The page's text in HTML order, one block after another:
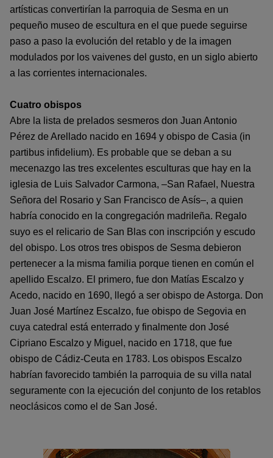
artísticas convertirían la parroquia de Sesma en un
pequeño museo de escultura en el que puede seguirse
paso a paso la evolución del retablo y de la imagen
modulados por los vaivenes del gusto, en un siglo abierto
a las corrientes internacionales.
Cuatro obispos
Abre la lista de prelados sesmeros don Juan Antonio
Pérez de Arellado nacido en 1694 y obispo de Casia (in
partibus infidelium). Es probable que se deban a su
mecenazgo las tres excelentes esculturas que hay en la
iglesia de Luis Salvador Carmona, –San Rafael, Nuestra
Señora del Rosario y San Francisco de Asís–, a quien
habría conocido en la congregación madrileña. Regalo
suyo es el relicario de San Blas con inscripción y escudo
del obispo. Los otros tres obispos de Sesma debieron
pertenecer a la misma familia porque tienen en común el
apellido Escalzo. El primero, fue don Matías Escalzo y
Acedo, nacido en 1690, llegó a ser obispo de Astorga. Don
Juan José Martínez Escalzo, fue obispo de Segovia en
cuya catedral está enterrado y finalmente don José
Cipriano Escalzo y Miguel, nacido en 1718, que fue
obispo de Cádiz-Ceuta en 1783. Los obispos Escalzo
habrían favorecido también la parroquia de su villa natal
seguramente con la ejecución del conjunto de los retablos
neoclásicos como el de San José.